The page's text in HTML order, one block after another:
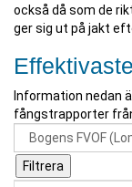
också då som de
ger sig ut på jakt
Information nedan
fångstrapporter